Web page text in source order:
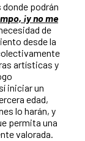
podrán
¡y no me
de
desde la
artísticas y
iniciar un
edad,
lo harán, y
permita una
valorada.